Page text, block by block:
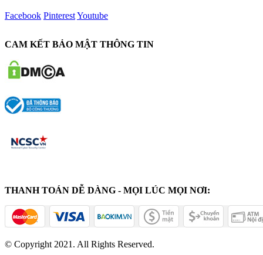
Facebook PinterestYoutube
CAM KẾT BẢO MẬT THÔNG TIN
THANH TOÁN DỄ DÀNG - MỌI LÚC MỌI NƠI:
© Copyright 2021. All Rights Reserved.